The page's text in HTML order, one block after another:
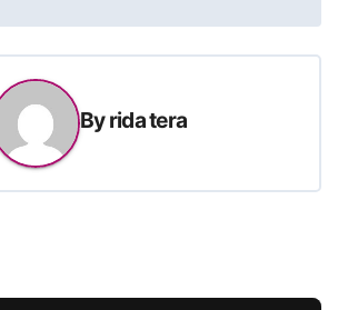
Byrida tera